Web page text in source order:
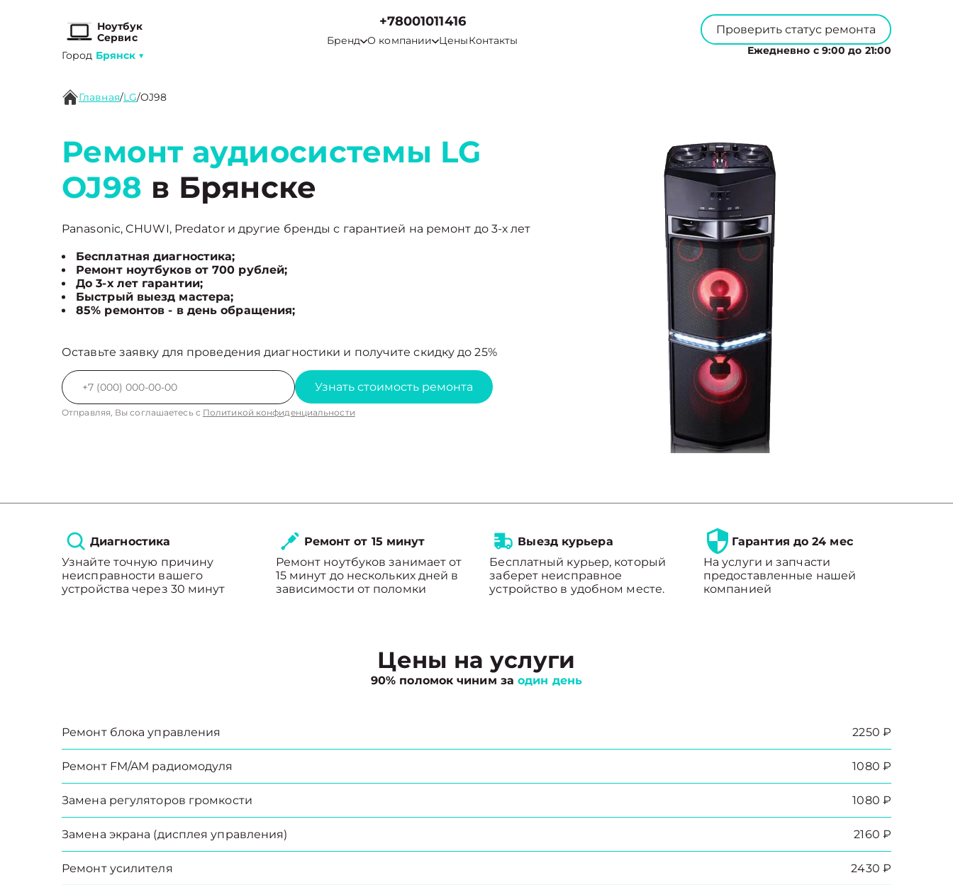
Ноутбук
Сервис
Город Брянск ▼
+78001011416
Бренд О компании ЦеныКонтакты
Проверить статус ремонта
Ежедневно с 9:00 до 21:00
Главная/LG/OJ98
Ремонт аудиосистемы LG
OJ98 в Брянске
Panasonic, CHUWI, Predator и другие бренды с гарантией на ремонт до 3-х лет
Бесплатная диагностика;
Ремонт ноутбуков от 700 рублей;
До 3-х лет гарантии;
Быстрый выезд мастера;
85% ремонтов - в день обращения;
Оставьте заявку для проведения диагностики и получите скидку до 25%
Узнать стоимость ремонта
Отправляя, Вы соглашаетесь с Политикой конфиденциальности
Диагностика
Узнайте точную причину
неисправности вашего
устройства через 30 минут
Ремонт от 15 минут
Ремонт ноутбуков занимает от
15 минут до нескольких дней в
зависимости от поломки
Выезд курьера
Бесплатный курьер, который
заберет неисправное
устройство в удобном месте.
Гарантия до 24 мес
На услуги и запчасти
предоставленные нашей
компанией
Цены на услуги
90% поломок чиним заодин день
Ремонт блока управления 2250 ₽
Ремонт FM/AM радиомодуля 1080 ₽
Замена регуляторов громкости 1080 ₽
Замена экрана (дисплея управления) 2160 ₽
Ремонт усилителя 2430 ₽